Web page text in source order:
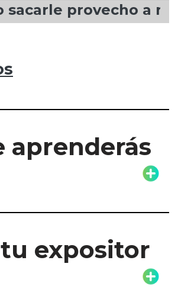
sacarle provecho a
aprenderás
expositor